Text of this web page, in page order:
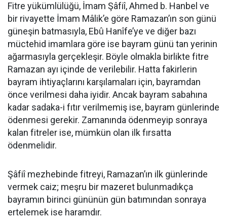
Fitre yükümlülüğü, İmam Şâfiî, Ahmed b. Hanbel ve
bir rivayette İmam Mâlik’e göre Ramazan’ın son günü
güneşin batmasıyla, Ebû Hanîfe’ye ve diğer bazı
müctehid imamlara göre ise bayram günü tan yerinin
ağarmasıyla gerçekleşir. Böyle olmakla birlikte fitre
Ramazan ayı içinde de verilebilir. Hatta fakirlerin
bayram ihtiyaçlarını karşılamaları için, bayramdan
önce verilmesi daha iyidir. Ancak bayram sabahına
kadar sadaka-i fıtır verilmemiş ise, bayram günlerinde
ödenmesi gerekir. Zamanında ödenmeyip sonraya
kalan fitreler ise, mümkün olan ilk fırsatta
ödenmelidir.
Şâfiî mezhebinde fitreyi, Ramazan’ın ilk günlerinde
vermek caiz; meşru bir mazeret bulunmadıkça
bayramın birinci gününün gün batımından sonraya
ertelemek ise haramdır.